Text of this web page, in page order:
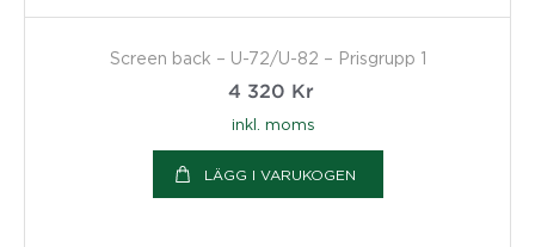
Screen back – U-72/U-82 – Prisgrupp 1
4 320 Kr
inkl. moms
LÄGG I VARUKOGEN